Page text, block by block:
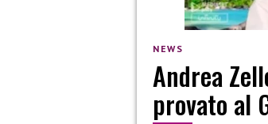
NEWS
Andrea
provato al